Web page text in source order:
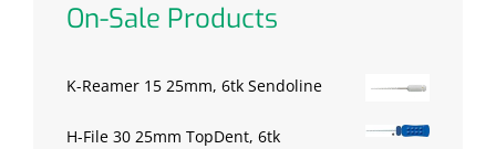
On-Sale Products
K-Reamer 15 25mm, 6tk Sendoline
H-File 30 25mm TopDent, 6tk